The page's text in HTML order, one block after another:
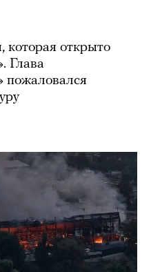
которая открыто
Глава
пожаловался